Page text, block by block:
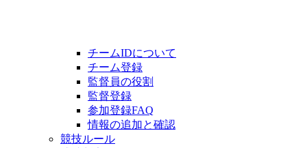
チームIDについて
チーム登録
監督員の役割
監督登録
参加登録FAQ
情報の追加と確認
競技ルール